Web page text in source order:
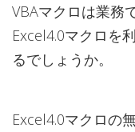
VBAマクロは業務
Excel4.0マクロを
るでしょうか。
Excel4.0マクロの